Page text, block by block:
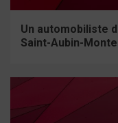
Un automobiliste
Saint-Aubin-